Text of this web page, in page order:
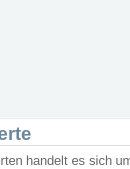
handelt es sich